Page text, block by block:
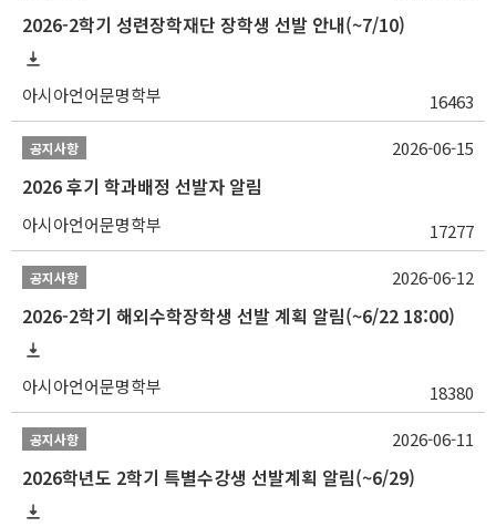
2026-2학기 성련장학재단 장학생 선발 안내(~7/10)
아시아언어문명학부 16463
공지사항
2026 후기 학과배정 선발자 알림
아시아언어문명학부 17277
2026-06-15
공지사항
2026-2학기 해외수학장학생 선발 계획 알림(~6/22 18:00)
아시아언어문명학부 18380
2026-06-12
공지사항
2026학년도 2학기 특별수강생 선발계획 알림(~6/29)
2026-06-11